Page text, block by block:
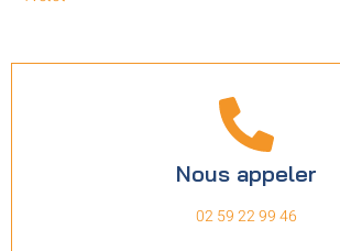
Nous appeler
02 59 22 99 46